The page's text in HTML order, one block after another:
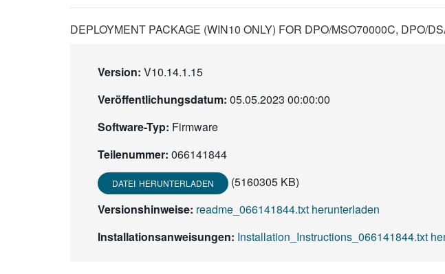
DEPLOYMENT PACKAGE (WIN10 ONLY) FOR DPO/MSO70000C, DPO/
Version: V10.14.1.15
Veröffentlichungsdatum: 05.05.2023 00:00:00
Software-Typ: Firmware
Teilenummer: 066141844
DATEI HERUNTERLADEN
(5160305 KB)
Versionshinweise: readme_066141844.txt herunterladen
Installationsanweisungen: Installation_Instructions_066141844.txt